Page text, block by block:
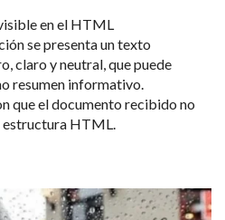
en el HTML
se presenta un texto
claro y neutral, que puede
resumen informativo.
que el documento recibido no
estructura HTML.